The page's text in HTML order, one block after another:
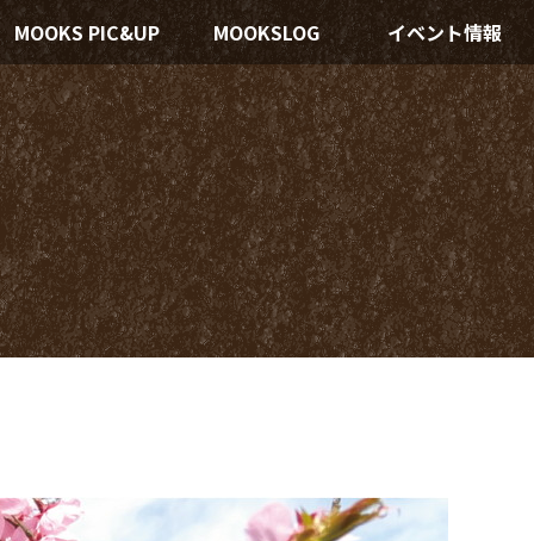
MOOKS PIC&UP MOOKSLOG イベント情報